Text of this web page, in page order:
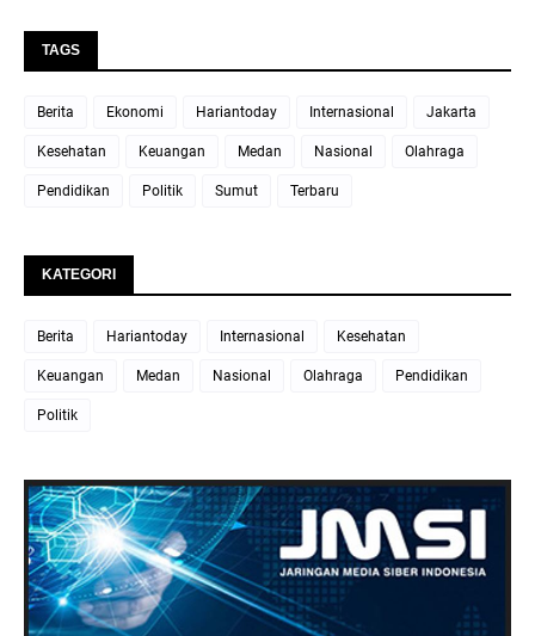
TAGS
Berita Ekonomi Hariantoday Internasional Jakarta
Kesehatan Keuangan Medan Nasional Olahraga
Pendidikan Politik Sumut Terbaru
KATEGORI
Berita Hariantoday Internasional Kesehatan
Keuangan Medan Nasional Olahraga Pendidikan
Politik